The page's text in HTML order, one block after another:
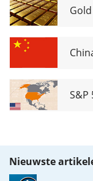
S&P
Nieuwste